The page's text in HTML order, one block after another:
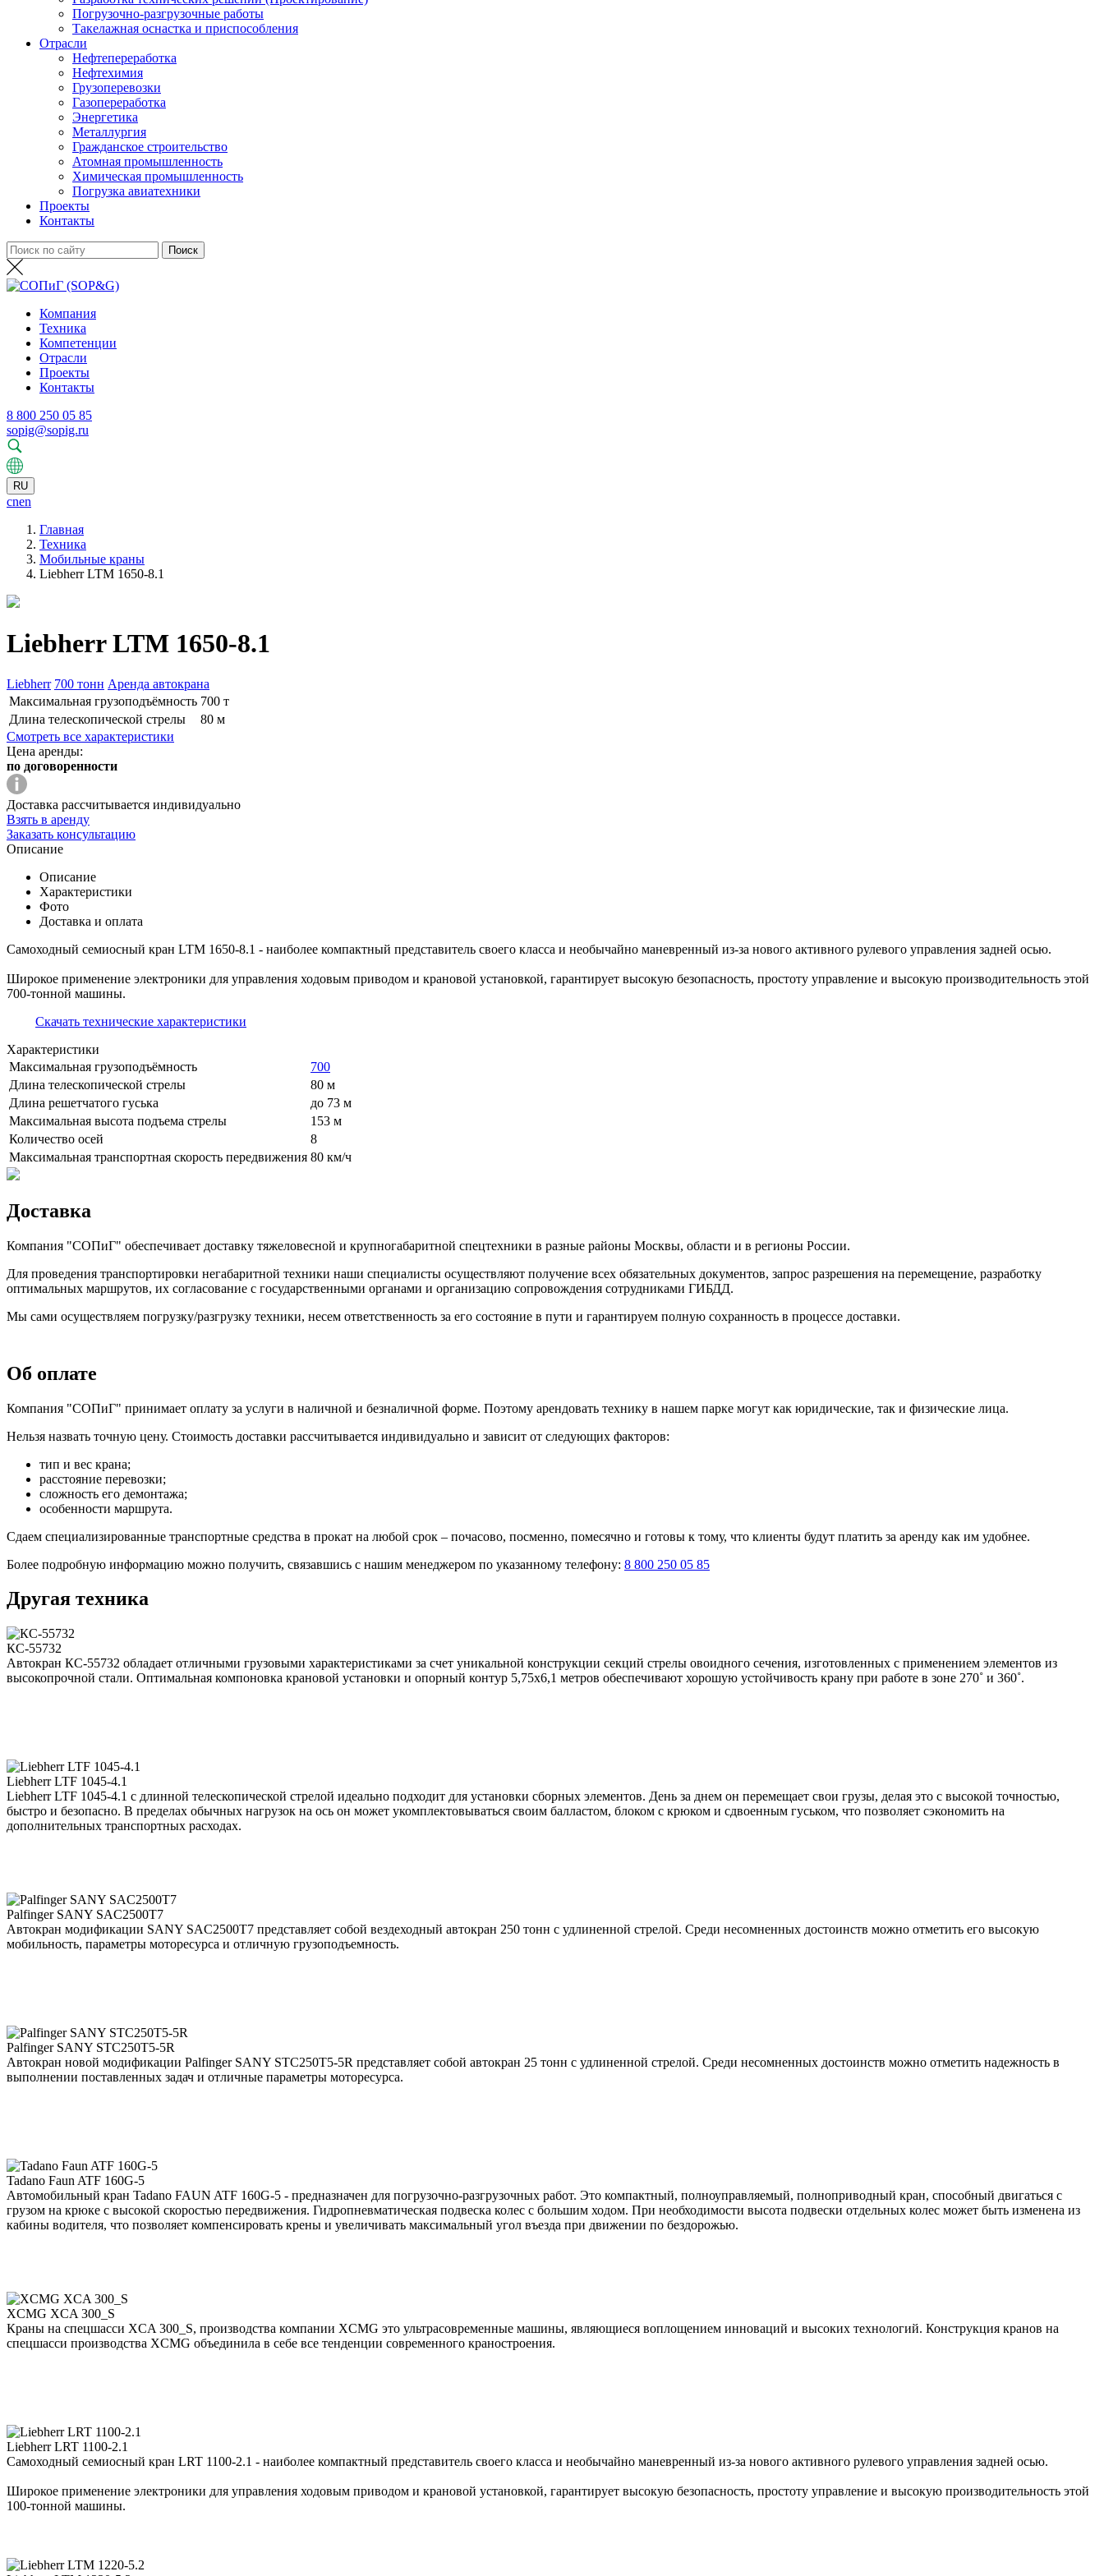
Погрузочно-разгрузочные работы
Такелажная оснастка и приспособления
Отрасли
Нефтепереработка
Нефтехимия
Грузоперевозки
Газопереработка
Энергетика
Металлургия
Гражданское строительство
Атомная промышленность
Химическая промышленность
Погрузка авиатехники
Проекты
Контакты
Компания
Техника
Компетенции
Отрасли
Проекты
Контакты
8 800 250 05 85
sopig@sopig.ru
RU
cnen
Главная
Техника
Мобильные краны
Liebherr LTM 1650-8.1
Liebherr LTM 1650-8.1
Liebherr 700 тонн Аренда автокрана
Максимальная грузоподъёмность 700 т
Длина телескопической стрелы
80 м
Смотреть все характеристики
Цена аренды:
по договоренности
Доставка рассчитывается индивидуально
Взять в аренду
Заказать консультацию
Описание
Описание
Характеристики
Фото
Доставка и оплата
Самоходный семиосный кран LTM 1650-8.1 - наиболее компактный представитель своего класса и необычайно маневренный из-за нового активного рулевого управления задней осью.
Широкое применение электроники для управления ходовым приводом и крановой установкой, гарантирует высокую безопасность, простоту управление и высокую производительность этой
700-тонной машины.
Скачать технические характеристики
Характеристики
Максимальная грузоподъёмность
700
Длина телескопической стрелы
80 м
Длина решетчатого гуська
до 73 м
Максимальная высота подъема стрелы
153 м
Количество осей
8
Максимальная транспортная скорость передвижения 80 км/ч
Доставка
Компания "СОПиГ" обеспечивает доставку тяжеловесной и крупногабаритной спецтехники в разные районы Москвы, области и в регионы России.
Для проведения транспортировки негабаритной техники наши специалисты осуществляют получение всех обязательных документов, запрос разрешения на перемещение, разработку
оптимальных маршрутов, их согласование с государственными органами и организацию сопровождения сотрудниками ГИБДД.
Мы сами осуществляем погрузку/разгрузку техники, несем ответственность за его состояние в пути и гарантируем полную сохранность в процессе доставки.
Об оплате
Компания "СОПиГ" принимает оплату за услуги в наличной и безналичной форме. Поэтому арендовать технику в нашем парке могут как юридические, так и физические лица.
Нельзя назвать точную цену. Стоимость доставки рассчитывается индивидуально и зависит от следующих факторов:
тип и вес крана;
расстояние перевозки;
сложность его демонтажа;
особенности маршрута.
Сдаем специализированные транспортные средства в прокат на любой срок – почасово, посменно, помесячно и готовы к тому, что клиенты будут платить за аренду как им удобнее.
Более подробную информацию можно получить, связавшись с нашим менеджером по указанному телефону: 8 800 250 05 85
Другая техника
КС-55732
Автокран КС-55732 обладает отличными грузовыми характеристиками за счет уникальной конструкции секций стрелы овоидного сечения, изготовленных с применением элементов из
высокопрочной стали. Оптимальная компоновка крановой установки и опорный контур 5,75х6,1 метров обеспечивают хорошую устойчивость крану при работе в зоне 270˚ и 360˚.
Liebherr LTF 1045-4.1
Liebherr LTF 1045-4.1 с длинной телескопической стрелой идеально подходит для установки сборных элементов. День за днем он перемещает свои грузы, делая это с высокой точностью,
быстро и безопасно. В пределах обычных нагрузок на ось он может укомплектовываться своим балластом, блоком с крюком и сдвоенным гуськом, что позволяет сэкономить на
дополнительных транспортных расходах.
Palfinger SANY SAC2500T7
Автокран модификации SANY SAC2500T7 представляет собой вездеходный автокран 250 тонн с удлиненной стрелой. Среди несомненных достоинств можно отметить его высокую
мобильность, параметры моторесурса и отличную грузоподъемность.
Palfinger SANY STC250T5-5R
Автокран новой модификации Palfinger SANY STC250T5-5R представляет собой автокран 25 тонн с удлиненной стрелой. Среди несомненных достоинств можно отметить надежность в
выполнении поставленных задач и отличные параметры моторесурса.
Tadano Faun ATF 160G-5
Автомобильный кран Tadano FAUN ATF 160G-5 - предназначен для погрузочно-разгрузочных работ. Это компактный, полноуправляемый, полноприводный кран, способный двигаться с
грузом на крюке с высокой скоростью передвижения. Гидропневматическая подвеска колес с большим ходом. При необходимости высота подвески отдельных колес может быть изменена из
кабины водителя, что позволяет компенсировать крены и увеличивать максимальный угол въезда при движении по бездорожью.
XCMG XCA 300_S
Краны на спецшасси XCA 300_S, производства компании XCMG это ультрасовременные машины, являющиеся воплощением инноваций и высоких технологий. Конструкция кранов на
спецшасси производства XCMG объединила в себе все тенденции современного краностроения.
Liebherr LRT 1100-2.1
Самоходный семиосный кран LRT 1100-2.1 - наиболее компактный представитель своего класса и необычайно маневренный из-за нового активного рулевого управления задней осью.
Широкое применение электроники для управления ходовым приводом и крановой установкой, гарантирует высокую безопасность, простоту управление и высокую производительность этой
100-тонной машины.